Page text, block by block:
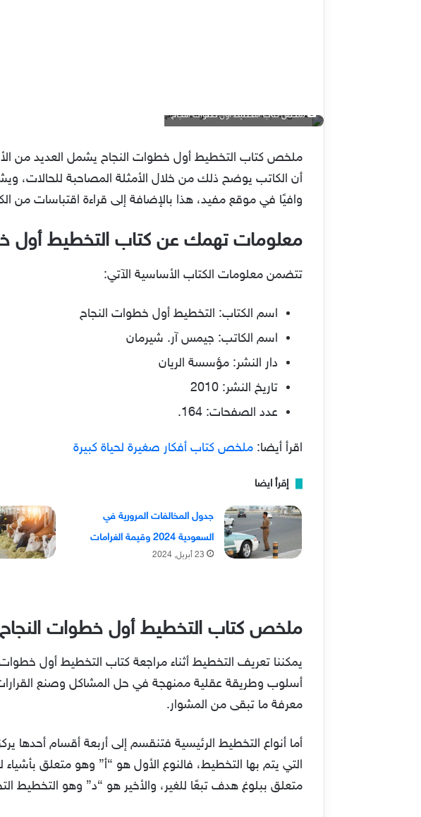
ملخص كتاب التخطيط أول خطوات النجاح
ملخص كتاب التخطيط أول خطوات النجاح يشمل العديد من
أن الكاتب يوضح ذلك من خلال الأمثلة المصاحبة للحالات،
وافيًا في موقع مفيد، هذا بالإضافة إلى قراءة اقتباسات من
معلومات تهمك عن كتاب التخطيط أول
تتضمن معلومات الكتاب الأساسية الآتي:
اسم الكتاب: التخطيط أول خطوات النجاح
اسم الكاتب: جيمس آر. شيرمان
دار النشر: مؤسسة الريان
تاريخ النشر: 2010
عدد الصفحات: 164.
اقرأ أيضا: ملخص كتاب أفكار صغيرة لحياة كبيرة
إقرأ ايضا
جدول المخالفات المرورية في
السعودية 2024 وقيمة الغرامات
23 أبريل, 2024
ملخص كتاب التخطيط أول خطوات النجاح
يمكننا تعريف التخطيط أثناء مراجعة كتاب التخطيط أول
أسلوب وطريقة عقلية ممنهجة في حل المشاكل وصنع
معرفة ما تبقى من المشوار.
أما أنواع التخطيط الرئيسية فتنقسم إلى أربعة أقسام أحدها
التي يتم بها التخطيط، فالنوع الأول هو “أ” وهو متعلق
متعلق ببلوغ هدف تبعًا للغير، والأخير هو “د” وهو التخطيط